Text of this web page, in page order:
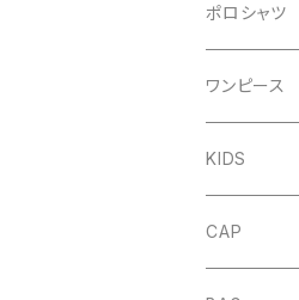
プルオーバー
DENIM
FRENCH
ジップアップ
DENIM
FRENCH
ポロシャツ
ワンピース
KIDS
CAP